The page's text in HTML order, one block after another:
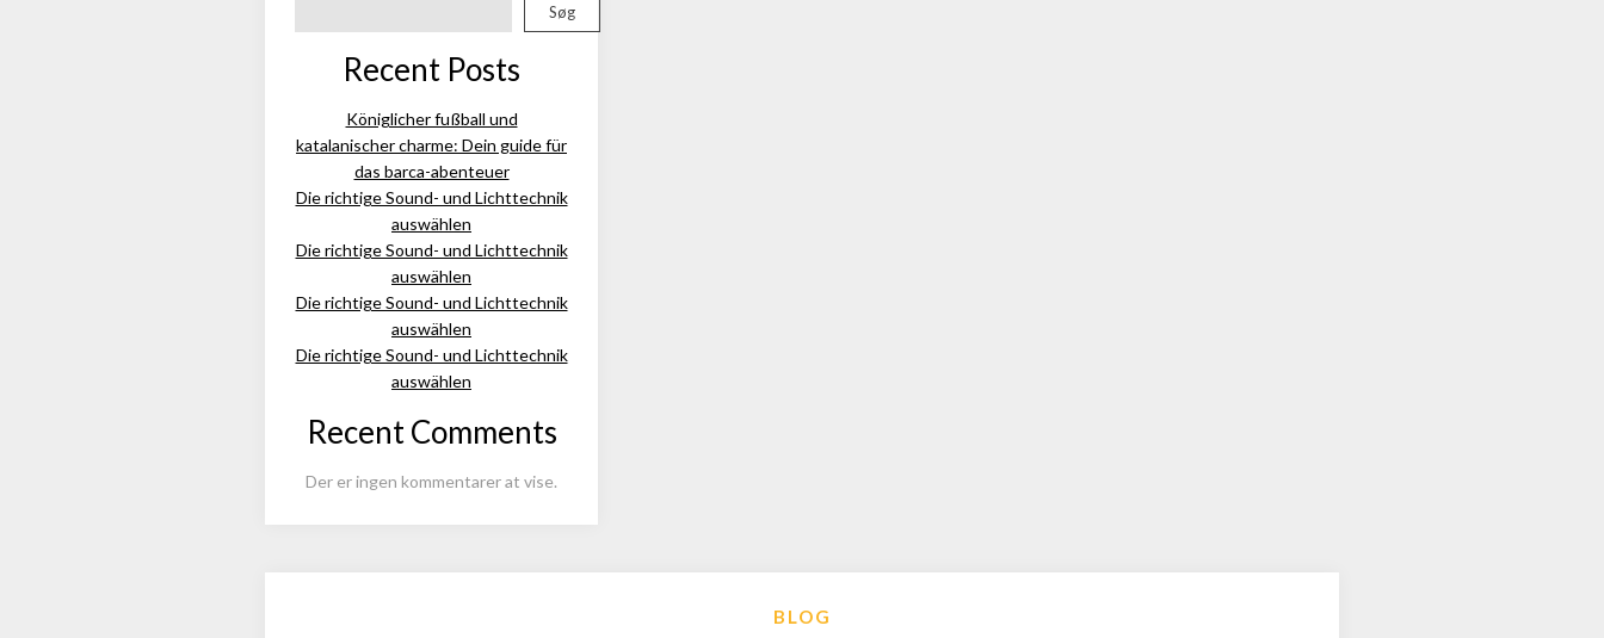
Søg
Recent Posts
Königlicher fußball und
katalanischer charme: Dein guide für
das barca-abenteuer
Die richtige Sound- und Lichttechnik
auswählen
Die richtige Sound- und Lichttechnik
auswählen
Die richtige Sound- und Lichttechnik
auswählen
Die richtige Sound- und Lichttechnik
auswählen
Recent Comments
Der er ingen kommentarer at vise.
BLOG